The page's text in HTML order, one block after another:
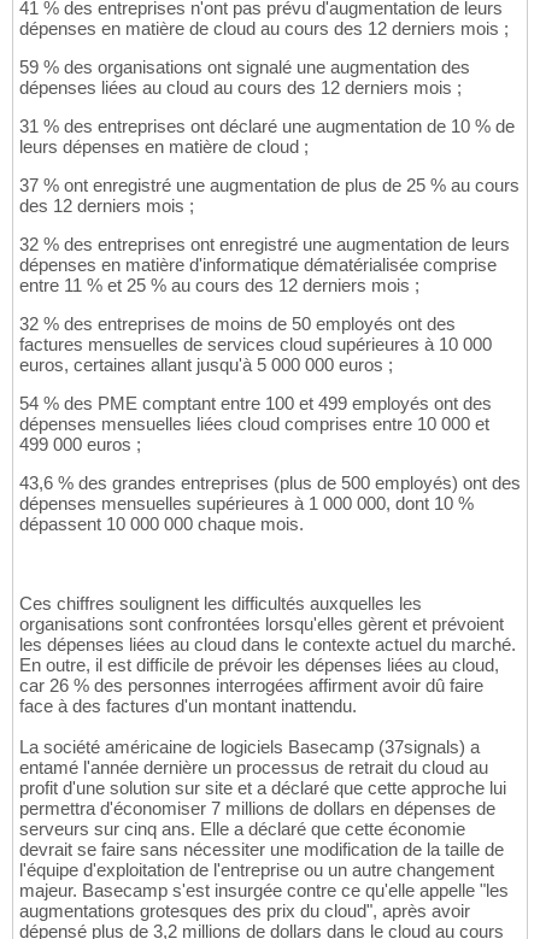
41 % des entreprises n'ont pas prévu d'augmentation de leurs
dépenses en matière de cloud au cours des 12 derniers mois ;
59 % des organisations ont signalé une augmentation des
dépenses liées au cloud au cours des 12 derniers mois ;
31 % des entreprises ont déclaré une augmentation de 10 % de
leurs dépenses en matière de cloud ;
37 % ont enregistré une augmentation de plus de 25 % au cours
des 12 derniers mois ;
32 % des entreprises ont enregistré une augmentation de leurs
dépenses en matière d'informatique dématérialisée comprise
entre 11 % et 25 % au cours des 12 derniers mois ;
32 % des entreprises de moins de 50 employés ont des
factures mensuelles de services cloud supérieures à 10 000
euros, certaines allant jusqu'à 5 000 000 euros ;
54 % des PME comptant entre 100 et 499 employés ont des
dépenses mensuelles liées cloud comprises entre 10 000 et
499 000 euros ;
43,6 % des grandes entreprises (plus de 500 employés) ont des
dépenses mensuelles supérieures à 1 000 000, dont 10 %
dépassent 10 000 000 chaque mois.
Ces chiffres soulignent les difficultés auxquelles les
organisations sont confrontées lorsqu'elles gèrent et prévoient
les dépenses liées au cloud dans le contexte actuel du marché.
En outre, il est difficile de prévoir les dépenses liées au cloud,
car 26 % des personnes interrogées affirment avoir dû faire
face à des factures d'un montant inattendu.
La société américaine de logiciels Basecamp (37signals) a
entamé l'année dernière un processus de retrait du cloud au
profit d'une solution sur site et a déclaré que cette approche lui
permettra d'économiser 7 millions de dollars en dépenses de
serveurs sur cinq ans. Elle a déclaré que cette économie
devrait se faire sans nécessiter une modification de la taille de
l'équipe d'exploitation de l'entreprise ou un autre changement
majeur. Basecamp s'est insurgée contre ce qu'elle appelle "les
augmentations grotesques des prix du cloud", après avoir
dépensé plus de 3,2 millions de dollars dans le cloud au cours